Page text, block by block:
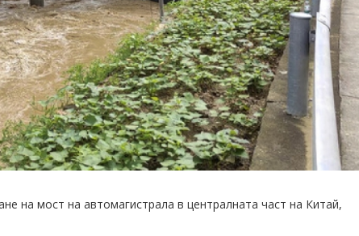
на мост на автомагистрала в централната част на Китай,